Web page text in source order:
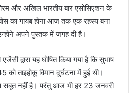
और अखिल भारतीय बार एसोसिएशन के
का गायब होना आज तक एक रहस्य बना
अपने पुस्तक में जगह दी है।
द्वारा यह घोषित किया गया है कि सुभाष
ताइहोकू विमान दुर्घटना में हुई थी।
सबूत नहीं है। परंतु आज भी हर 23 जनवरी